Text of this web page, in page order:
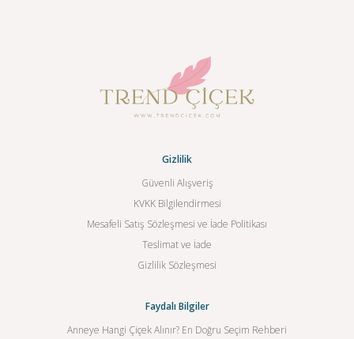
Gizlilik
Güvenli Alışveriş
KVKK Bilgilendirmesi
Mesafeli Satış Sözleşmesi ve İade Politikası
Teslimat ve İade
Gizlilik Sözleşmesi
Faydalı Bilgiler
Anneye Hangi Çiçek Alınır? En Doğru Seçim Rehberi